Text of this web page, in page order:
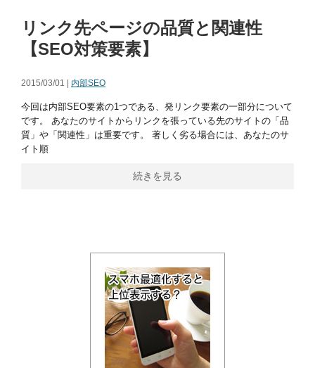
リンク先ページの品質と関連性
【SEO対策要素】
2015/03/01 | 内部SEO
今回は内部SEO要素の1つである、発リンク要素の一部分について
です。 あなたのサイトからリンクを張っている先のサイトの「品
質」や「関連性」は重要です。 著しく劣る場合には、あなたのサ
イト順
続きを見る